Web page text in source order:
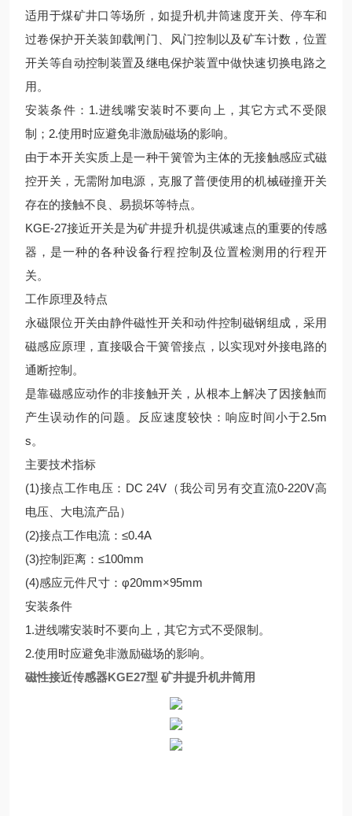
适用于煤矿井口等场所，如提升机井筒速度开关、停车和
过卷保护开关装卸载闸门、风门控制以及矿车计数，位置
开关等自动控制装置及继电保护装置中做快速切换电路之
用。
安装条件：1.进线嘴安装时不要向上，其它方式不受限
制；2.使用时应避免非激励磁场的影响。
由于本开关实质上是一种干簧管为主体的无接触感应式磁
控开关，无需附加电源，克服了普便使用的机械碰撞开关
存在的接触不良、易损坏等特点。
KGE-27接近开关是为矿井提升机提供减速点的重要的传感
器，是一种的各种设备行程控制及位置检测用的行程开
关。
工作原理及特点
永磁限位开关由静件磁性开关和动件控制磁钢组成，采用
磁感应原理，直接吸合干簧管接点，以实现对外接电路的
通断控制。
是靠磁感应动作的非接触开关，从根本上解决了因接触而
产生误动作的问题。反应速度较快：响应时间小于2.5m
s。
主要技术指标
(1)接点工作电压：DC 24V（我公司另有交直流0-220V高
电压、大电流产品）
(2)接点工作电流：≤0.4A
(3)控制距离：≤100mm
(4)感应元件尺寸：φ20mm×95mm
安装条件
1.进线嘴安装时不要向上，其它方式不受限制。
2.使用时应避免非激励磁场的影响。
磁性接近传感器KGE27型 矿井提升机井筒用